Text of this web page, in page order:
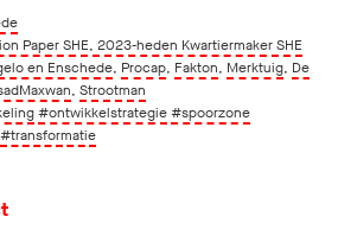
Paper SHE, 2023-heden Kwartiermaker SHE
en Enschede, Procap, Fakton, Merktuig, De
, Strootman
#ontwikkelstrategie#spoorzone
#transformatie